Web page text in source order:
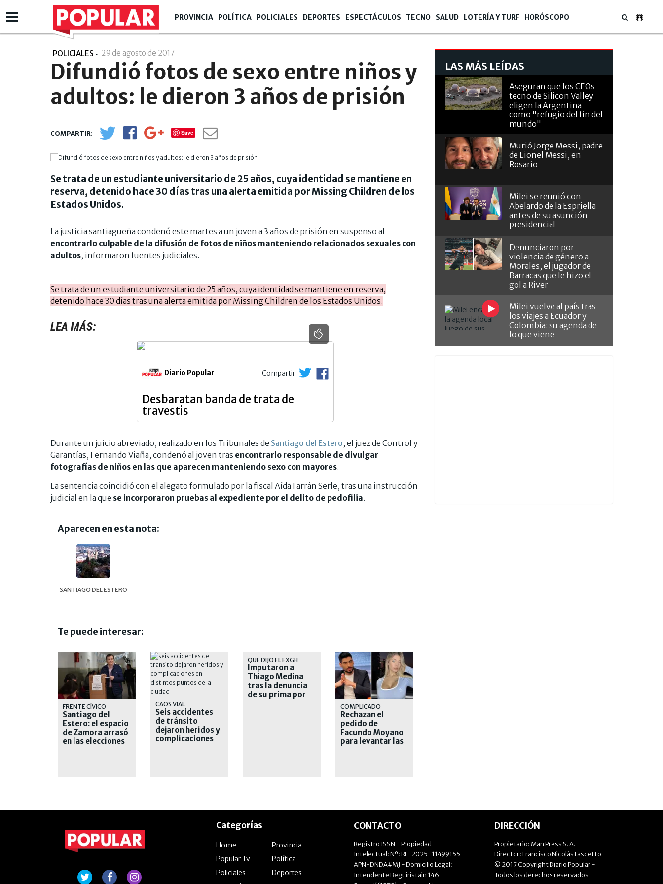
PROVINCIA POLÍTICA POLICIALES DEPORTES ESPECTÁCULOS TECNO SALUD LOTERÍA Y TURF HORÓSCOPO
POLICIALES 29 de agosto de 2017
Difundió fotos de sexo entre niños y
adultos: le dieron 3 años de prisión
Save
Se trata de un estudiante universitario de 25 años, cuya identidad se mantiene en
reserva, detenido hace 30 días tras una alerta emitida por Missing Children de los
Estados Unidos.
La justicia santiagueña condenó este martes a un joven a 3 años de prisión en suspenso al
encontrarlo culpable de la difusión de fotos de niños manteniendo relacionados sexuales con
adultos, informaron fuentes judiciales.
Se trata de un estudiante universitario de 25 años, cuya identidad se mantiene en reserva,
detenido hace 30 días tras una alerta emitida por Missing Children de los Estados Unidos.
LEA MÁS:
Diario Popular Compartir
Desbaratan banda de trata de
travestis
Durante un juicio abreviado, realizado en los Tribunales de Santiago del Estero, el juez de Control y
Garantías, Fernando Viaña, condenó al joven tras encontrarlo responsable de divulgar
fotografías de niños en las que aparecen manteniendo sexo con mayores.
La sentencia coincidió con el alegato formulado por la fiscal Aída Farrán Serle, tras una instrucción
judicial en la que se incorporaron pruebas al expediente por el delito de pedofilia.
Aparecen en esta nota:
SANTIAGO DEL ESTERO
Te puede interesar:
FRENTE CÍVICO
Santiago del
Estero: el espacio
de Zamora arrasó
en las elecciones
CAOS VIAL
Seis accidentes
de tránsito
dejaron heridos y
complicaciones
QUÉ DIJO EL EXGH
Imputaron a
Thiago Medina
tras la denuncia
de su prima por
COMPLICADO
Rechazan el
pedido de
Facundo Moyano
para levantar las
LAS MÁS LEÍDAS
Aseguran que los CEOs
tecno de Silicon Valley
eligen la Argentina
como "refugio del fin del
mundo"
Murió Jorge Messi, padre
de Lionel Messi, en
Rosario
Milei se reunió con
Abelardo de la Espriella
antes de su asunción
presidencial
Denunciaron por
violencia de género a
Morales, el jugador de
Barracas que le hizo el
gol a River
Milei vuelve al país tras
los viajes a Ecuador y
Colombia: su agenda de
lo que viene
Categorías
Home
Provincia
Popular Tv
Política
Policiales
Deportes
CONTACTO
Registro ISSN - Propiedad
Intelectual: Nº: RL-2025-11499155-
APN-DNDA#MJ - Domicilio Legal:
Intendente Beguiristain 146 -
DIRECCIÓN
Propietario: Man Press S.A. -
Director: Francisco Nicolás Fascetto
© 2017 Copyright Diario Popular -
Todos los derechos reservados